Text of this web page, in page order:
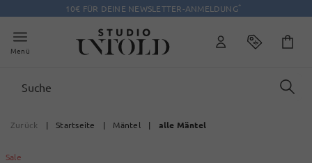
10€ FÜR DEINE NEWSLETTER-ANMELDUNG*
Menü
Zurück | Startseite | Mäntel | alle Mäntel
Sale